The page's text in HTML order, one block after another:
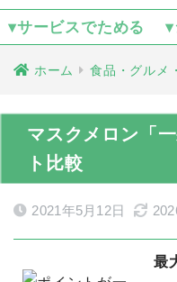
▾サービスでためる ▾
ホーム 食品・グルメ
マスクメロン「
ト比較
2021年5月12日
最